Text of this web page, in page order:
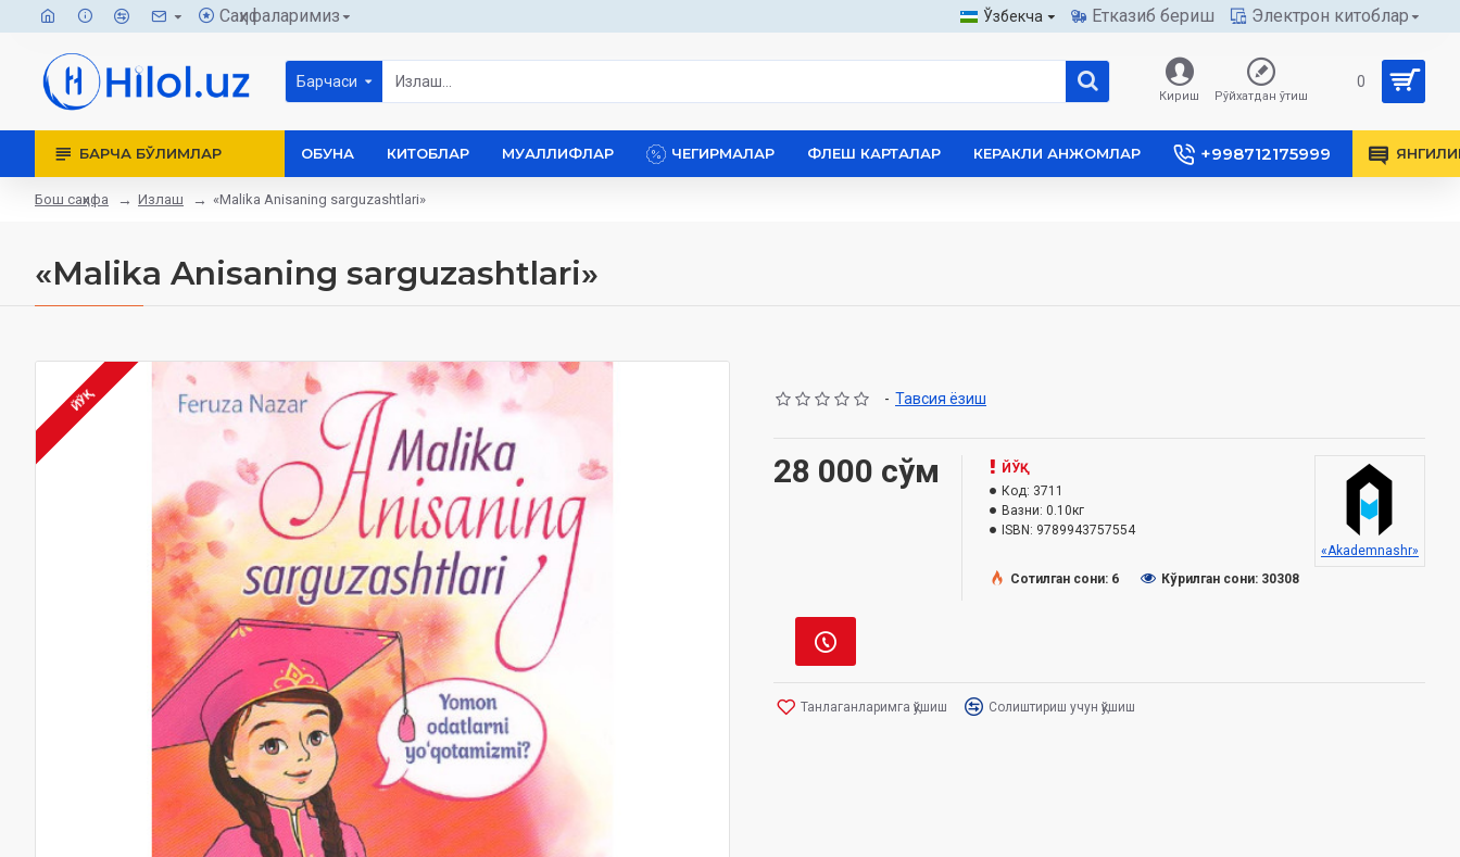
Саҳифаларимиз Ўзбекча Етказиб бериш Электрон китоблар
Барчаси
Кириш Рўйхатдан ўтиш
0
БАРЧА БЎЛИМЛАР ОБУНА КИТОБЛАР МУАЛЛИФЛАР ЧЕГИРМАЛАР ФЛЕШ КАРТАЛАР КЕРАКЛИ АНЖОМЛАР +998712175999
Бош саҳифа Излаш «Malika Anisaning sarguzashtlari»
«Malika Anisaning sarguzashtlari»
ЙЎҚ - Тавсия ёзиш
28 000 сўм
ЙЎҚ
Код: 3711
Вазни: 0.10кг
ISBN: 9789943757554
«Akademnashr»
Сотилган сони: 6
Кўрилган сони: 30308
Танлаганларимга қўшиш Солиштириш учун қўшиш